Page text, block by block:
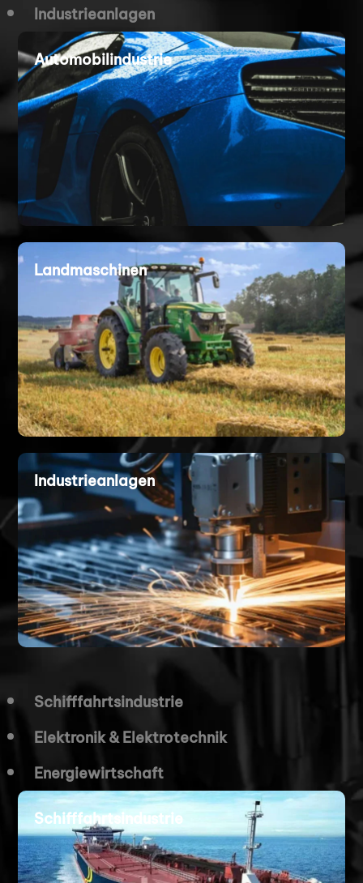
Industrieanlagen
Automobilindustrie
Landmaschinen
Industrieanlagen
Schifffahrtsindustrie
Elektronik & Elektrotechnik
Energiewirtschaft
Schifffahrtsindustrie